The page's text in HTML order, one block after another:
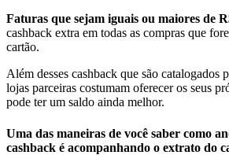
Faturas que sejam iguais ou maiores de
cashback extra em todas as compras que
cartão.
Além desses cashback que são catalogados
lojas parceiras costumam oferecer os seus
pode ter um saldo ainda melhor.
Uma das maneiras de você saber como
cashback é acompanhando o extrato do